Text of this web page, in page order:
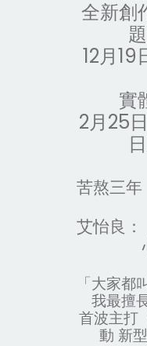
全新創
12月19
實
2月25
苦熬三
艾怡良
「大家都
我最擅
首波主打
動 新